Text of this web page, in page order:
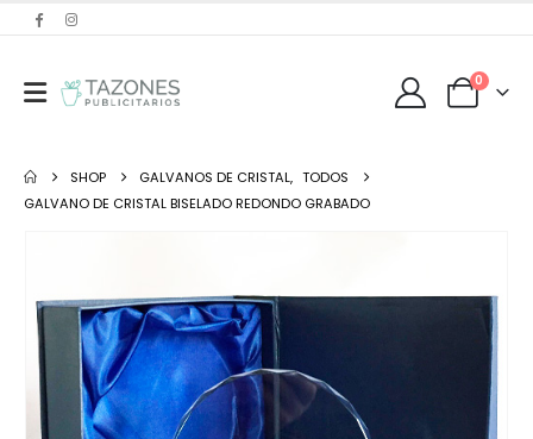
0
SHOP GALVANOS DE CRISTAL, TODOS
GALVANO DE CRISTAL BISELADO REDONDO GRABADO